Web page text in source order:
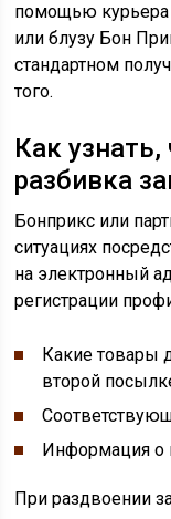
помощью курьера
или блузу Бон
стандартном
того.
Как
разбивка
Бонприкс или
ситуациях
на электронный
регистрации
Какие товары
второй
Информация о
При раздвоении